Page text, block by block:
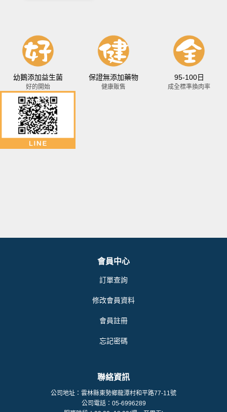
幼鵝添加益生菌
好的開始
保證無添加藥物
健康販售
95-100日
成全標準換肉率
會員中心
訂單查詢
修改會員資料
會員註冊
忘記密碼
聯絡資訊
公司地址：雲林縣東勢鄉龍潭村和平路77-11號
公司電話：05-6996289